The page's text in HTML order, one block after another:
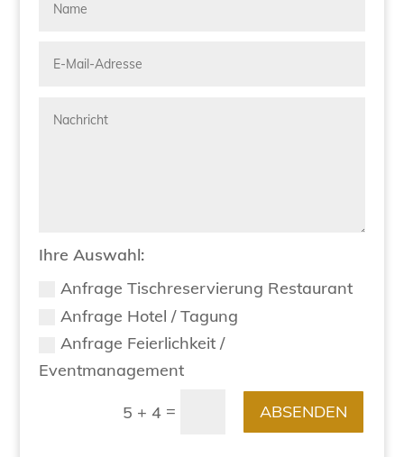
Ihre Auswahl:
Anfrage Tischreservierung Restaurant
Anfrage Hotel / Tagung
Anfrage Feierlichkeit /
Eventmanagement
5 + 4 = ABSENDEN